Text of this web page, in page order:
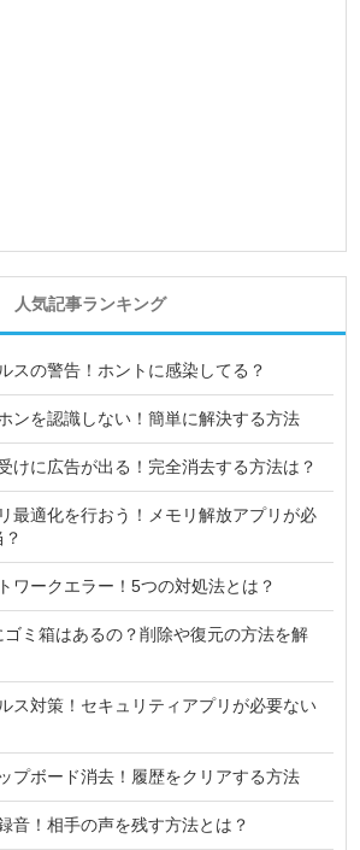
人気記事ランキング
スの警告！ホントに感染してる？
ンを認識しない！簡単に解決する方法
けに広告が出る！完全消去する方法は？
最適化を行おう！メモリ解放アプリが必
ワークエラー！5つの対処法とは？
ゴミ箱はあるの？削除や復元の方法を解
ス対策！セキュリティアプリが必要ない
プボード消去！履歴をクリアする方法
音！相手の声を残す方法とは？